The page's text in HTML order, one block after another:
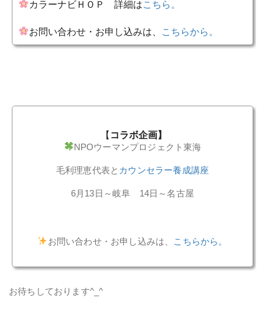
カラーナビＨＯ Ｐ 詳細はこちら。
お問い合わせ・お申し込みは、 こちらから。
【 コラボ企画】
NPOウーマンプロジェクト東海
毛利理恵代表と カウンセラー養成講座
6月13日～岐阜 14日～名古屋
お問い合わせ・お申し込みは、 こちらから。
お待ちしております^_^